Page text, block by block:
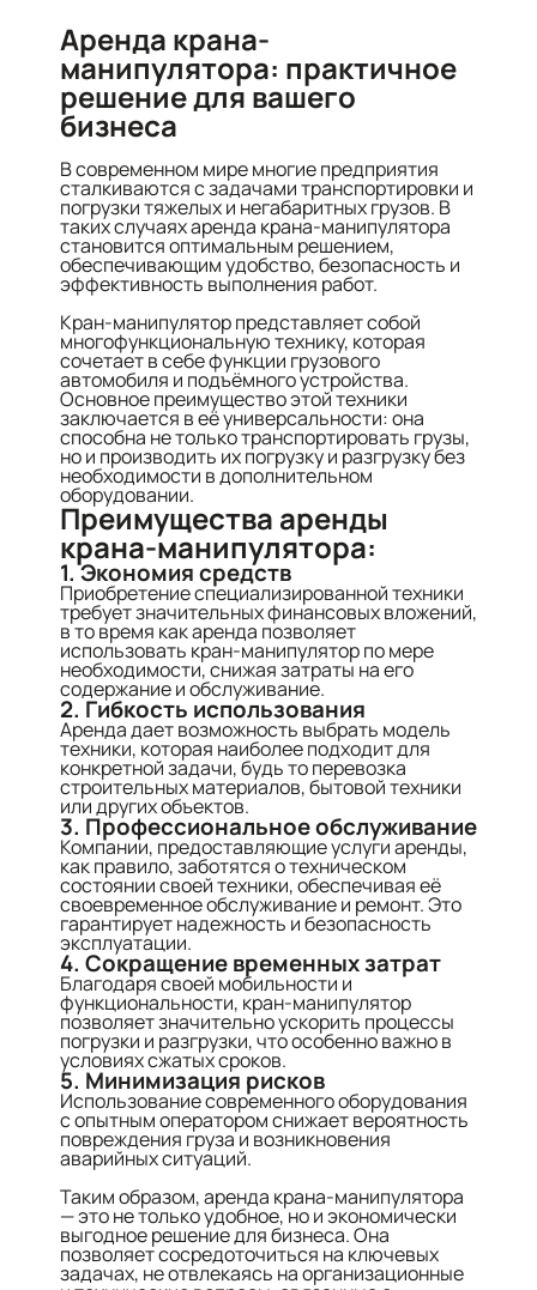
Аренда крана-
манипулятора: практичное
решение для вашего
бизнеса
В современном мире многие предприятия
сталкиваются с задачами транспортировки и
погрузки тяжелых и негабаритных грузов. В
таких случаях аренда крана-манипулятора
становится оптимальным решением,
обеспечивающим удобство, безопасность и
эффективность выполнения работ.
Кран-манипулятор представляет собой
многофункциональную технику, которая
сочетает в себе функции грузового
автомобиля и подъёмного устройства.
Основное преимущество этой техники
заключается в её универсальности: она
способна не только транспортировать грузы,
но и производить их погрузку и разгрузку без
необходимости в дополнительном
оборудовании.
Преимущества аренды
крана-манипулятора:
1. Экономия средств
Приобретение специализированной техники
требует значительных финансовых вложений,
в то время как аренда позволяет
использовать кран-манипулятор по мере
необходимости, снижая затраты на его
содержание и обслуживание.
2. Гибкость использования
Аренда дает возможность выбрать модель
техники, которая наиболее подходит для
конкретной задачи, будь то перевозка
строительных материалов, бытовой техники
или других объектов.
3. Профессиональное обслуживание
Компании, предоставляющие услуги аренды,
как правило, заботятся о техническом
состоянии своей техники, обеспечивая её
своевременное обслуживание и ремонт. Это
гарантирует надежность и безопасность
эксплуатации.
4. Сокращение временных затрат
Благодаря своей мобильности и
функциональности, кран-манипулятор
позволяет значительно ускорить процессы
погрузки и разгрузки, что особенно важно в
условиях сжатых сроков.
5. Минимизация рисков
Использование современного оборудования
с опытным оператором снижает вероятность
повреждения груза и возникновения
аварийных ситуаций.
Таким образом, аренда крана-манипулятора
— это не только удобное, но и экономически
выгодное решение для бизнеса. Она
позволяет сосредоточиться на ключевых
задачах, не отвлекаясь на организационные